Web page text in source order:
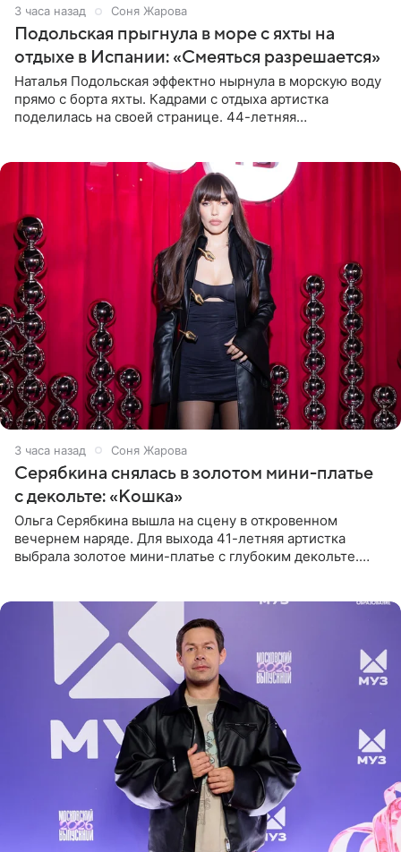
3 часа назад Соня Жарова
Подольская прыгнула в море с яхты на
отдыхе в Испании: «Смеяться разрешается»
Наталья Подольская эффектно нырнула в морскую воду
прямо с борта яхты. Кадрами с отдыха артистка
поделилась на своей странице. 44-летняя
3 часа назад Соня Жарова
Серябкина снялась в золотом мини-платье
с декольте: «Кошка»
Ольга Серябкина вышла на сцену в откровенном
вечернем наряде. Для выхода 41-летняя артистка
выбрала золотое мини-платье с глубоким декольте.